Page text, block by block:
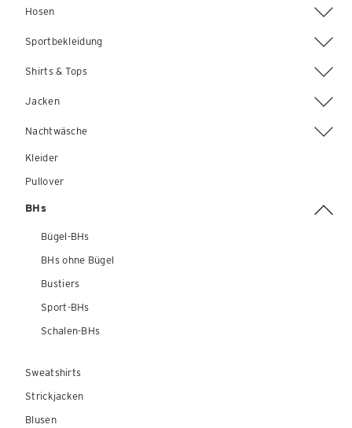
Hosen
Sportbekleidung
Shirts & Tops
Jacken
Nachtwäsche
Kleider
Pullover
BHs
Bügel-BHs
BHs ohne Bügel
Bustiers
Sport-BHs
Schalen-BHs
Sweatshirts
Strickjacken
Blusen